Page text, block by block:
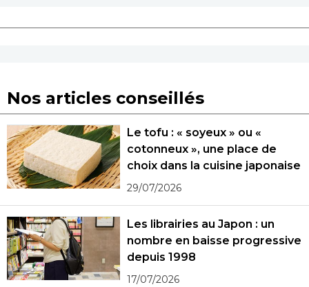
Nos articles conseillés
Le tofu : « soyeux » ou «
cotonneux », une place de
choix dans la cuisine japonaise
29/07/2026
Les librairies au Japon : un
nombre en baisse progressive
depuis 1998
17/07/2026